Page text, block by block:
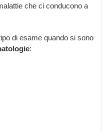
che ci conducono a
di esame quando si sono
: